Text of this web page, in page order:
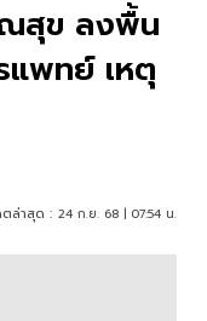
ณสุข ลงพื้น
แพทย์ เหตุ
ล่าสุด : 24 ก.ย. 68 | 07:54 น.